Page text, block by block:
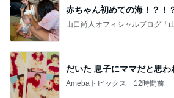
赤ちゃん初めての海！？！
山口尚人オフィシャルブログ「
だいた 息子にママだと思わ
Amebaトピックス 12時間前